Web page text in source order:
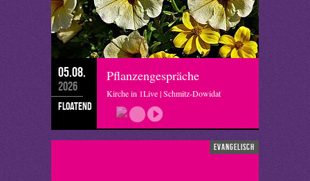
05.08.
2026
floatend
Pflanzengespräche
Kirche in 1Live | Schmitz-Dowidat
evangelisch